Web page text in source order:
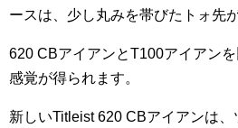
ースは、少し丸みを帯びたトォ先
620 CBアイアンとT100アイアン
感覚が得られます。
新しいTitleist 620 CBアイアンは